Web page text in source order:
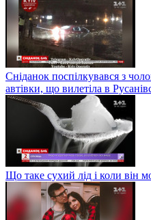
Сніданок поспілкувався з
автівки, що вилетіла в
Що таке сухий лід і коли він